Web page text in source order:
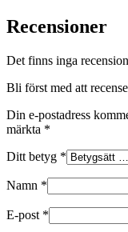
Recensioner
Det finns inga
Bli först med att
Din e-postadress
märkta *
Ditt betyg *
Namn *
E-post *